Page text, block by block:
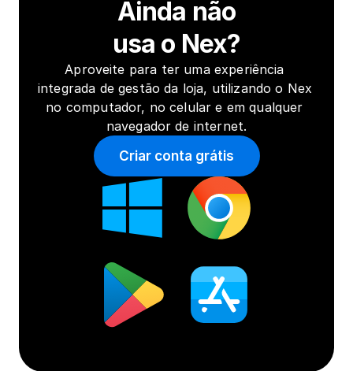
Ainda não
usa o Nex?
Aproveite para ter uma experiência
integrada de gestão da loja, utilizando o Nex
no computador, no celular e em qualquer
navegador de internet.
Criar conta grátis